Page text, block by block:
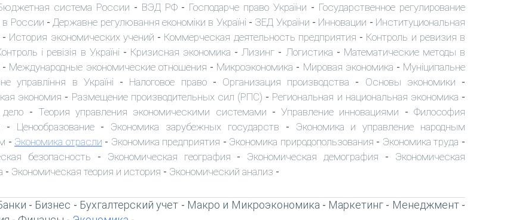
система России - ВЭД РФ- Господарче право України - Государственное регулирование
в России - Державне регулювання економіки в Україні - ЗЕД України - Инновации - Институциональная
- История экономических учений - Коммерческая деятельность предприятия - Контроль и ревизия в
і ревізія в Україні - Кризисная экономика - Лизинг - Логистика - Математические методы в
- Международные экономические отношения - Микроэкономика - Мировая экономика - Муніципальне
управління в Україні - Налоговое право- Организация производства - Основы экономики -
экономия - Размещение производительных сил (РПС) - Региональная и национальная экономика -
- Теория управления экономическими системами -Управление инновациями -Философия
- Ценообразование- Экономика зарубежных государств - Экономика и управление народным
- Экономика отрасли - Экономика предприятия - Экономика природопользования - Экономика труда -
безопасность - Экономическая география - Экономическая демография - Экономическая
- Экономическая теория и история - Экономический анализ -
- Бизнес - Бухгалтерский учет - Макро и Микроэкономика - Маркетинг - Менеджмент-